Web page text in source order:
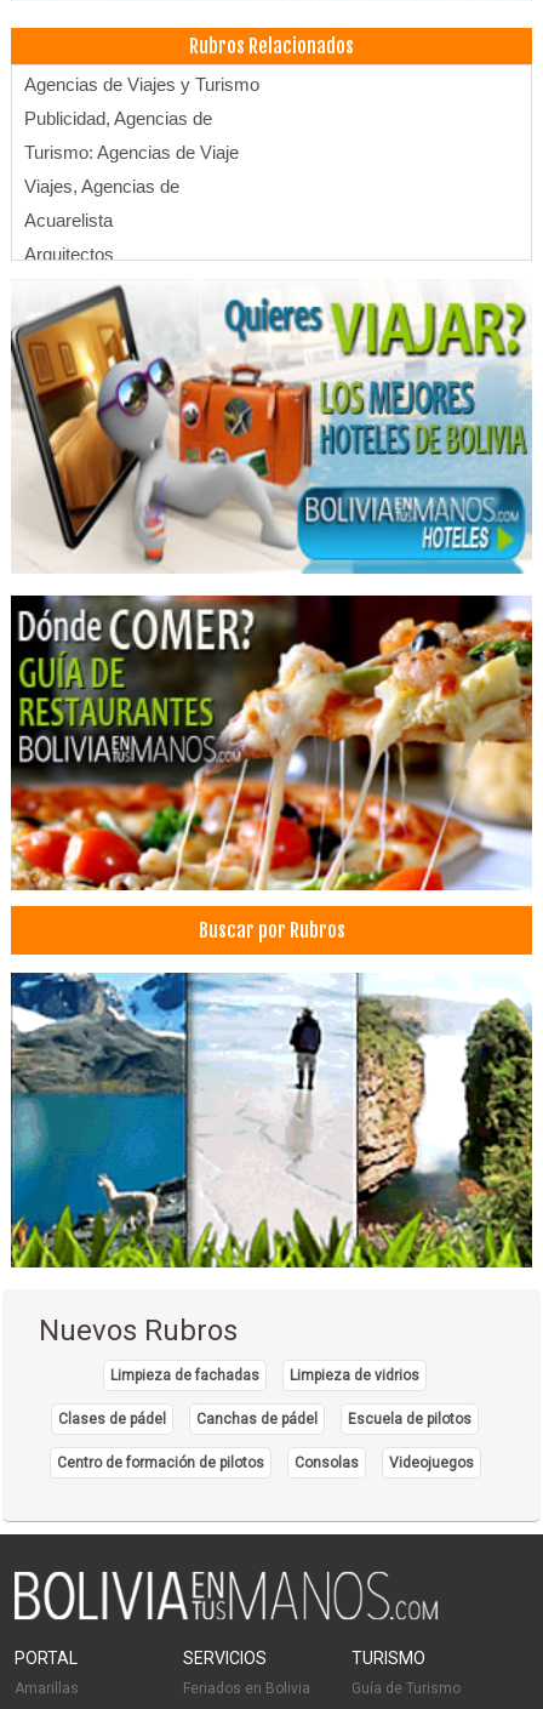
Rubros Relacionados
Agencias de Viajes y Turismo
Publicidad, Agencias de
Turismo: Agencias de Viaje
Viajes, Agencias de
Acuarelista
Arquitectos
Pintores Artísticos
Pintores
Arquitectura
Arte
Ciencias del Color
Investigación Científica
Retratos
Ladrillos
Fábricas de Ladrillos
Ladrillos: Comercialización y Ventas
Materiales de Construcción
Cerámica
Pisos Cerámicos
Agentes de Carga
Almacenaje
Logística
Marítimo, Transporte
Servicios de Distribución y Logística
Transporte de carga aérea
Transporte de Carga Internacional
Transporte de Carga Nacional
Transporte multimodal
Transporte Marítimo
Transporte Terrestre
Transporte de carga terrestre
Transporte Larga Distancia
Transporte aéreo de mercancías
Transportes
Operadores Turisticos
Médico Cirujano
Fisioterapia
Información Turística
Transporte Turístico
Turismo de Aventura
Turismo Ecológico
Buscar por Rubros
Nuevos Rubros
Limpieza de fachadas Limpieza de vidrios
Clases de pádel Canchas de pádel Escuela de pilotos
Centro de formación de pilotos Consolas Videojuegos
PORTAL
Amarillas
SERVICIOS
Feriados en Bolivia
TURISMO
Guía de Turismo